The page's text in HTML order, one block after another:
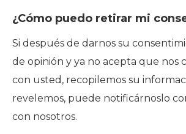
¿Cómo puedo retirar mi
Si después de darnos su
de opinión y ya no acepta que nos
con usted, recopilemos su
revelemos, puede notificárnoslo
con nosotros.